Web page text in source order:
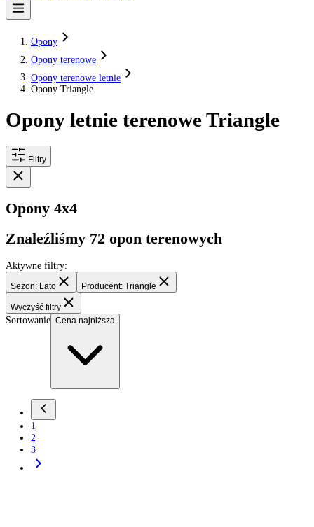
Opony
O nasFAQKontakt
Opony
Opony terenowe
Opony terenowe letnie
Opony Triangle
Opony letnie terenowe Triangle
Opony 4x4
Znaleźliśmy72
Producent: Triangle
Wyczyść filtry
Sortowanie